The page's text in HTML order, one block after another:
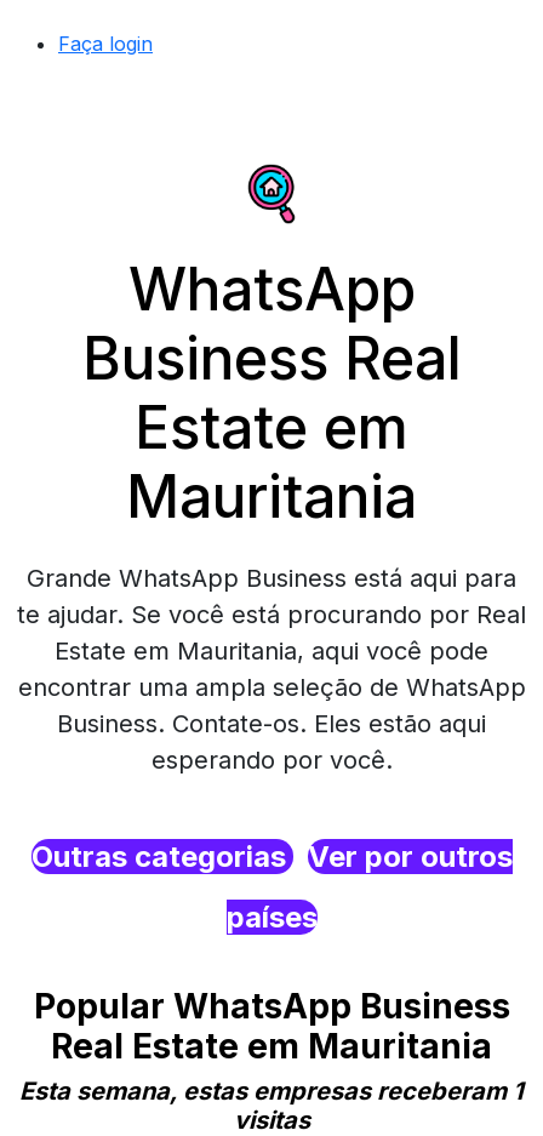
Faça login
WhatsApp
Business Real
Estate em
Mauritania
Grande WhatsApp Business está aqui para
te ajudar. Se você está procurando por Real
Estate em Mauritania, aqui você pode
encontrar uma ampla seleção de WhatsApp
Business. Contate-os. Eles estão aqui
esperando por você.
Outras categorias Ver por outros
países
Popular WhatsApp Business
Real Estate em Mauritania
Esta semana, estas empresas receberam 1
visitas